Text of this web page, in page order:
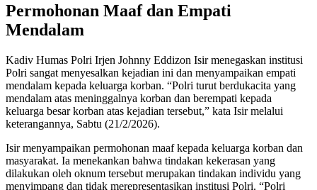
Permohonan Maaf dan Empati
Mendalam
Kadiv Humas Polri Irjen Johnny Eddizon Isir menegaskan institusi
Polri sangat menyesalkan kejadian ini dan menyampaikan empati
mendalam kepada keluarga korban. “Polri turut berdukacita yang
mendalam atas meninggalnya korban dan berempati kepada
keluarga besar korban atas kejadian tersebut,” kata Isir melalui
keterangannya, Sabtu (21/2/2026).
Isir menyampaikan permohonan maaf kepada keluarga korban dan
masyarakat. Ia menekankan bahwa tindakan kekerasan yang
dilakukan oleh oknum tersebut merupakan tindakan individu yang
menyimpang dan tidak merepresentasikan institusi Polri. “Polri